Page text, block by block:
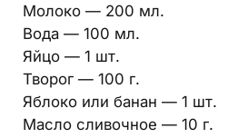
Молоко — 200 мл.
Вода — 100 мл.
Яйцо — 1 шт.
Творог — 100 г.
Яблоко или банан — 1 шт.
Масло сливочное — 10 г.